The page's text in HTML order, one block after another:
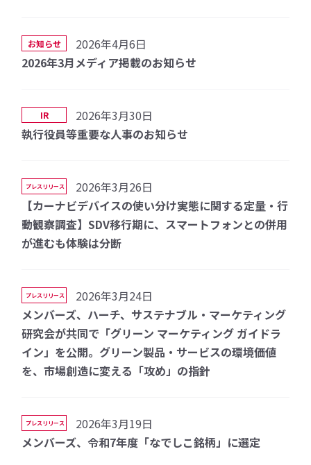
お知らせ
2026年4月6日
2026年3月メディア掲載のお知らせ
IR
2026年3月30日
執行役員等重要な人事のお知らせ
プレスリリース
2026年3月26日
【カーナビデバイスの使い分け実態に関する定量・行
動観察調査】SDV移行期に、スマートフォンとの併用
が進むも体験は分断
プレスリリース
2026年3月24日
メンバーズ、ハーチ、サステナブル・マーケティング
研究会が共同で「グリーン マーケティング ガイドラ
イン」を公開。グリーン製品・サービスの環境価値
を、市場創造に変える「攻め」の指針
プレスリリース
2026年3月19日
メンバーズ、令和7年度「なでしこ銘柄」に選定